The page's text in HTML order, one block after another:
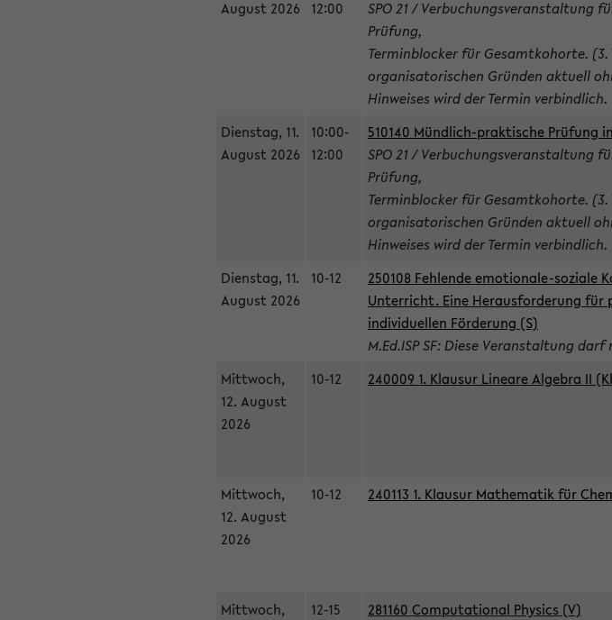
August 2026
12:00
SPO 21 / Verbuchungsveranstaltung
Prüfung,
Terminblocker für Gesamtkohorte. (3.
organisatorischen Gründen aktuell
Hinweises wird der Termin verbindlich.
Dienstag, 11.
August 2026
10:00-
12:00
510140 Mündlich-praktische Prüfung
SPO 21 / Verbuchungsveranstaltung
Prüfung,
Terminblocker für Gesamtkohorte. (3.
organisatorischen Gründen aktuell
Hinweises wird der Termin verbindlich.
Dienstag, 11.
August 2026
10-12
250108 Fehlende emotionale-soziale
Unterricht. Eine Herausforderung für
individuellen Förderung (S)
M.Ed.ISP SF: Diese Veranstaltung
Mittwoch,
12. August
2026
10-12 240009 1. Klausur Lineare Algebra II
Mittwoch,
12. August
2026
10-12 240113 1. Klausur Mathematik für
Mittwoch,
12-15 281160 Computational Physics (V)